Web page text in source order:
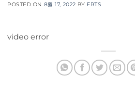
POSTED ON 8월 17, 2022 BY ERTS
video error